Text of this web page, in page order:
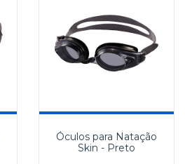
Óculos para Natação
Skin - Preto